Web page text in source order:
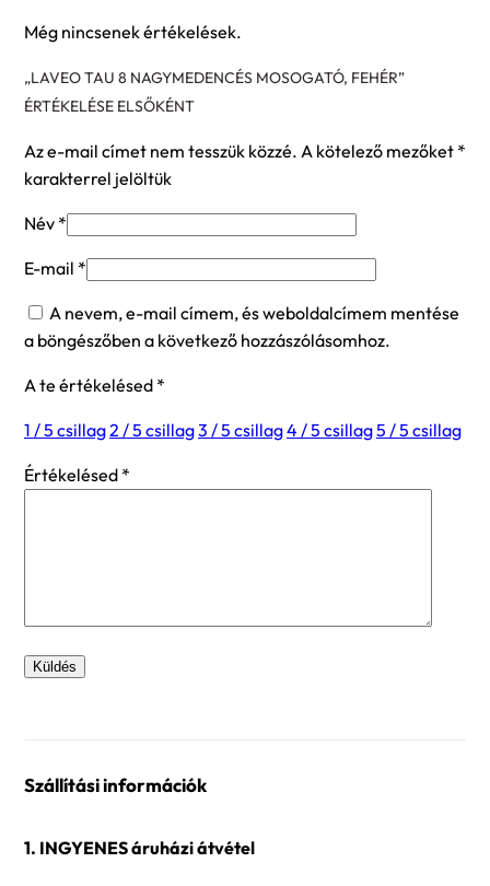
Még nincsenek értékelések.
„LAVEO TAU 8 NAGYMEDENCÉS MOSOGATÓ, FEHÉR”
ÉRTÉKELÉSE ELSŐKÉNT
Az e-mail címet nem tesszük közzé. A kötelező mezőket *
karakterrel jelöltük
Név *
E-mail *
A nevem, e-mail címem, és weboldalcímem mentése
a böngészőben a következő hozzászólásomhoz.
A te értékelésed *
1 / 5 csillag2 / 5 csillag3 / 5 csillag4 / 5 csillag5 / 5 csillag
Értékelésed *
Szállítási információk
1. INGYENES áruházi átvétel